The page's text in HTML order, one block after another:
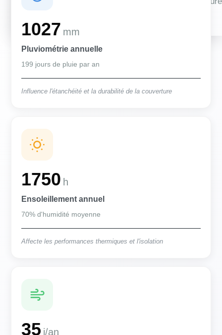
1027 mm
Pluviométrie annuelle
199 jours de pluie par an
Influence l'étanchéité et la durabilité de la couverture
1750 h
Ensoleillement annuel
70% d'humidité moyenne
Affecte les performances thermiques et l'isolation
35 j/an